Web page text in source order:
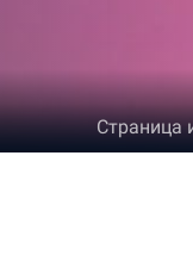
Страница